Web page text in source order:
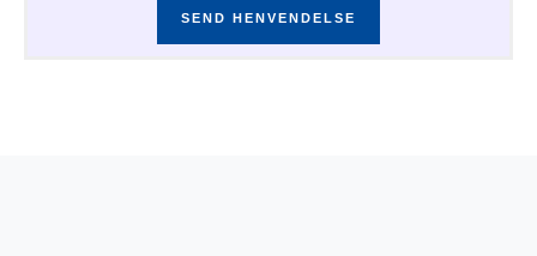
SEND HENVENDELSE